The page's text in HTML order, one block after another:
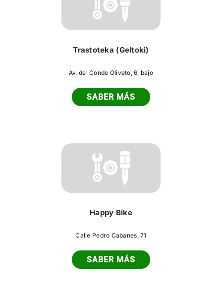
Trastoteka (Geltoki)
Av. del Conde Oliveto, 6, bajo
SABER MÁS
Happy Bike
Calle Pedro Cabanes, 71
SABER MÁS